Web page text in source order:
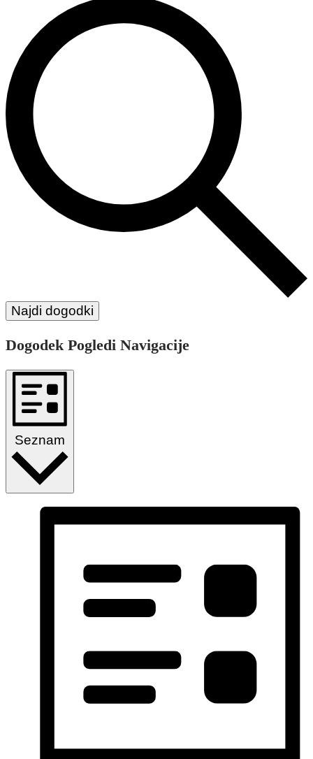
Najdi dogodki
Dogodek Pogledi Navigacije
Seznam